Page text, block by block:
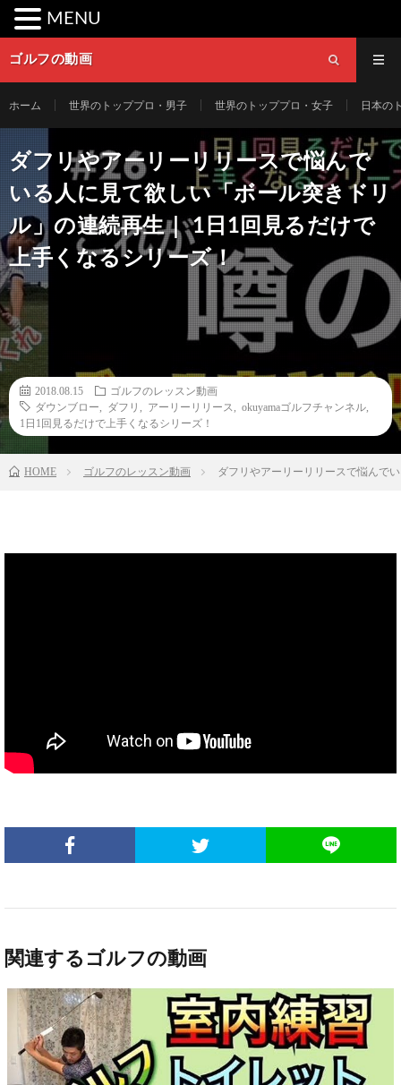
ゴルフの動画
ホーム 世界のトッププロ・男子 世界のトッププロ・女子 日本の
ダフリやアーリーリリースで悩んで
いる人に見て欲しい「ボール突きドリ
ル」の連続再生｜ 1日1回見るだけで
上手くなるシリーズ！
2018.08.15
ゴルフのレッスン動画
ダウンブロー
ダフリ アーリーリリース okuyamaゴルフチャンネル
1日1回見るだけで上手くなるシリーズ！
HOME ゴルフのレッスン動画 ダフリやアーリーリリースで悩んで
関連するゴルフの動画
MENU